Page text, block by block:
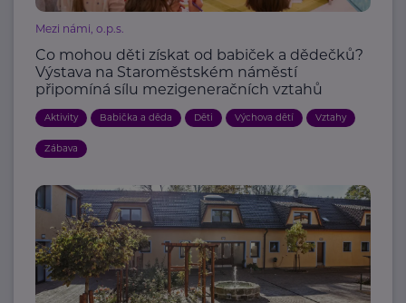
Mezi námi, o.p.s.
Co mohou děti získat od babiček a dědečků?
Výstava na Staroměstském náměstí
připomíná sílu mezigeneračních vztahů
Aktivity Babička a děda Děti Výchova dětí Vztahy
Zábava